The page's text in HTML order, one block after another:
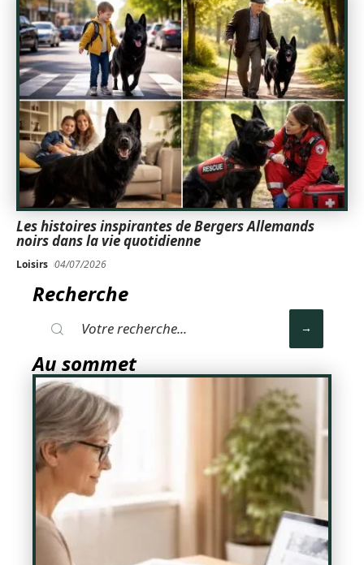
Les histoires inspirantes de Bergers Allemands
noirs dans la vie quotidienne
Loisirs 04/07/2026
Recherche
Au sommet